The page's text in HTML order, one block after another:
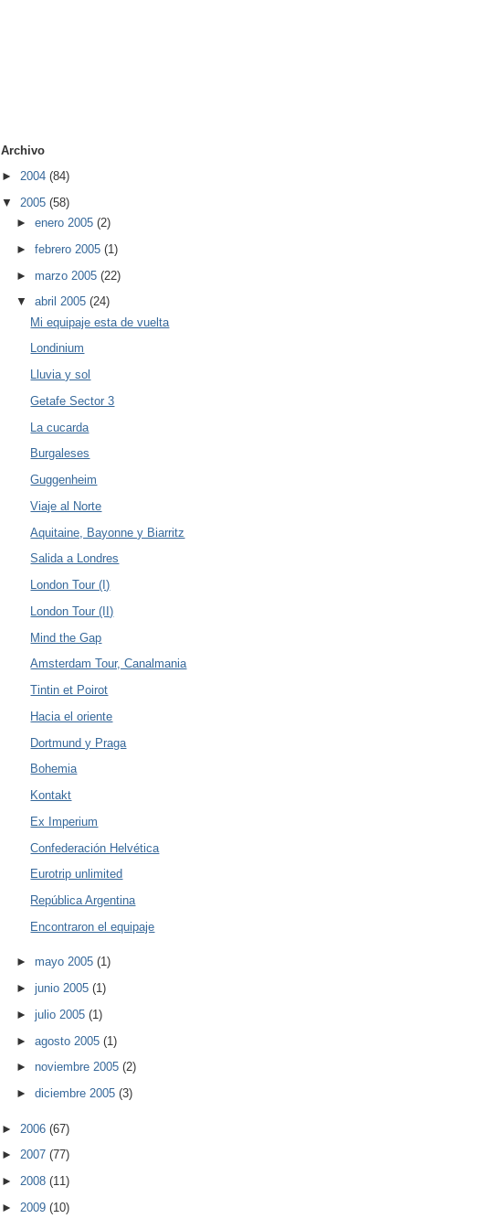
Archivo
► 2004 (84)
▼ 2005 (58)
► enero 2005 (2)
► febrero 2005 (1)
► marzo 2005 (22)
▼ abril 2005 (24)
Mi equipaje esta de vuelta
Londinium
Lluvia y sol
Getafe Sector 3
La cucarda
Burgaleses
Guggenheim
Viaje al Norte
Aquitaine, Bayonne y Biarritz
Salida a Londres
London Tour (I)
London Tour (II)
Mind the Gap
Amsterdam Tour, Canalmania
Tintin et Poirot
Hacia el oriente
Dortmund y Praga
Bohemia
Kontakt
Ex Imperium
Confederación Helvética
Eurotrip unlimited
República Argentina
Encontraron el equipaje
► mayo 2005 (1)
► junio 2005 (1)
► julio 2005 (1)
► agosto 2005 (1)
► noviembre 2005 (2)
► diciembre 2005 (3)
► 2006 (67)
► 2007 (77)
► 2008 (11)
► 2009 (10)